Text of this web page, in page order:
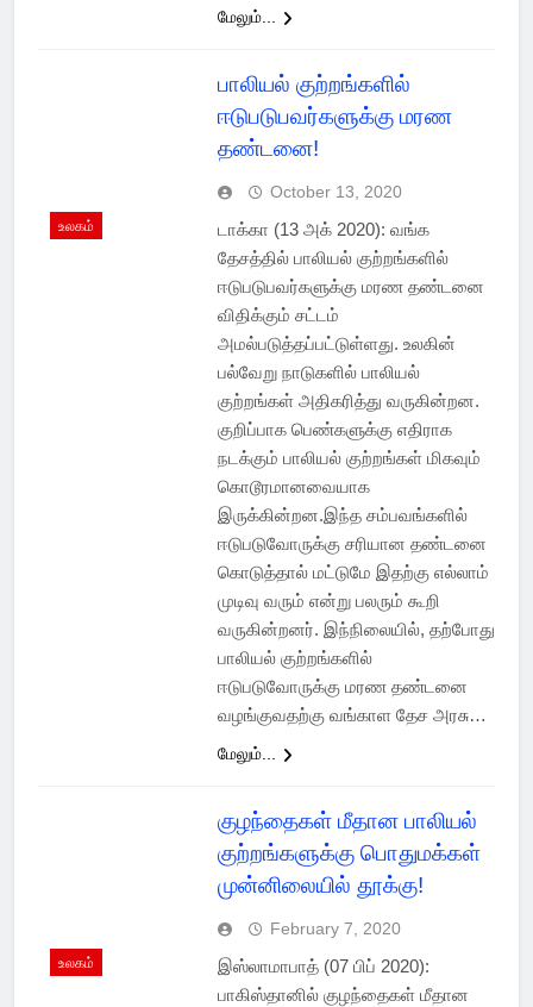
மேலும்...
உலகம்
பாலியல் குற்றங்களில்
ஈடுபடுபவர்களுக்கு மரண
தண்டனை!
October 13, 2020
டாக்கா (13 அக் 2020): வங்க
தேசத்தில் பாலியல் குற்றங்களில்
ஈடுபடுபவர்களுக்கு மரண தண்டனை
விதிக்கும் சட்டம்
அமல்படுத்தப்பட்டுள்ளது. உலகின்
பல்வேறு நாடுகளில் பாலியல்
குற்றங்கள் அதிகரித்து வருகின்றன.
குறிப்பாக பெண்களுக்கு எதிராக
நடக்கும் பாலியல் குற்றங்கள் மிகவும்
கொடூரமானவையாக
இருக்கின்றன.இந்த சம்பவங்களில்
ஈடுபடுவோருக்கு சரியான தண்டனை
கொடுத்தால் மட்டுமே இதற்கு எல்லாம்
முடிவு வரும் என்று பலரும் கூறி
வருகின்றனர். இந்நிலையில், தற்போது
பாலியல் குற்றங்களில்
ஈடுபடுவோருக்கு மரண தண்டனை
வழங்குவதற்கு வங்காள தேச அரசு…
மேலும்...
உலகம்
குழந்தைகள் மீதான பாலியல்
குற்றங்களுக்கு பொதுமக்கள்
முன்னிலையில் தூக்கு!
February 7, 2020
இஸ்லாமாபாத் (07 பிப் 2020):
பாகிஸ்தானில் குழந்தைகள் மீதான